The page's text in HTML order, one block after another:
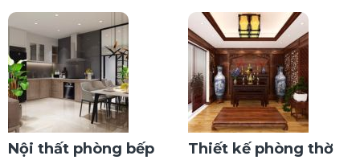
Nội thất phòng bếp Thiết kế phòng thờ